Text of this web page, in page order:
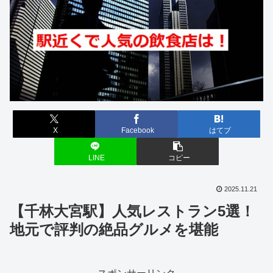
X Facebook はてブ
LINE コピー
2025.11.21
【千林大宮駅】人気レストラン5選！
地元で評判の絶品グルメを堪能